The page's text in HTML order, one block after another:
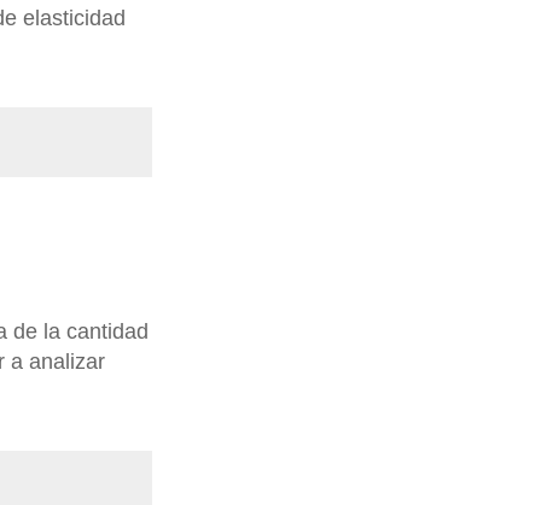
elasticidad
de la cantidad
a analizar